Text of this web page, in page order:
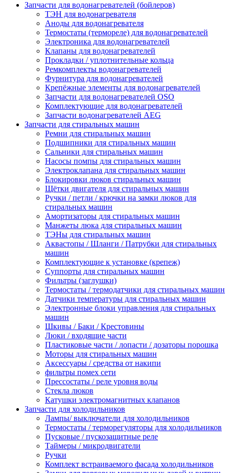
Запчасти для водонагревателей (бойлеров)
ТЭН для водонагревателя
Аноды для водонагревателя
Термостаты (термореле) для водонагревателей
Электроника для водонагревателей
Клапаны для водонагревателей
Прокладки / уплотнительные кольца
Ремкомплекты водонагревателей
Фурнитура для водонагревателей
Крепёжные элементы для водонагревателей
Запчасти для водонагревателей OSO
Комплектующие для водонагревателей
Запчасти водонагревателей AEG
Запчасти для стиральных машин
Ремни для стиральных машин
Подшипники для стиральных машин
Сальники для стиральных машин
Насосы помпы для стиральных машин
Электроклапана для стиральных машин
Блокировки люков стиральных машин
Щётки двигателя для стиральных машин
Ручки / петли / крючки на замки люков для
стиральных машин
Амортизаторы для стиральных машин
Манжеты люка для стиральных машин
ТЭНы для стиральных машин
Аквастопы / Шланги / Патрубки для стиральных
машин
Комплектующие к установке (крепеж)
Суппорты для стиральных машин
Фильтры (заглушки)
Термостаты / термодатчики для стиральных машин
Датчики температуры для стиральных машин
Электронные блоки управления для стиральных
машин
Шкивы / Баки / Крестовины
Люки / входящие части
Пластиковые части / лопасти / дозаторы порошка
Моторы для стиральных машин
Аксессуары / средства от накипи
фильтры помех сети
Прессостаты / реле уровня воды
Стекла люков
Катушки электромагнитных клапанов
Запчасти для холодильников
Лампы/ выключатели для холодильников
Термостаты / терморегуляторы для холодильников
Пусковые / пускозащитные реле
Таймеры / микродвигатели
Ручки
Комплект встраиваемого фасада холодильников